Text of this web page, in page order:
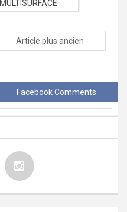
MULTISURFACE
Article plus ancien
Facebook Comments